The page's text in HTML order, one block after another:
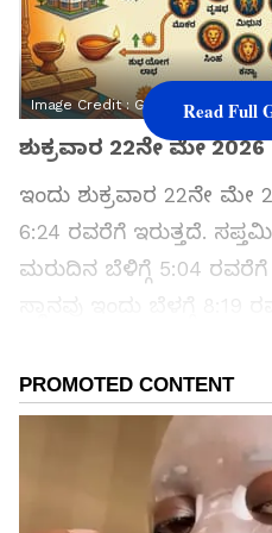
Image Credit : Gemini Generated
ಶುಕ್ರವಾರ 22ನೇ ಮೇ 2026
ಇಂದು ಶುಕ್ರವಾರ 22ನೇ ಮೇ
6:24 ರವರೆಗೆ ಇರುತ್ತದೆ.
ಮರುದಿನ ಬೆಳಿಗ್ಗೆ 5:04
ಲಭಿಸುವ ಸಾಧ್ಯತೆಗಳಿವೆ.
ಮಾಹಿತಿ ಇಲ್ಲಿದೆ.
ಸಮಗ್ರ ಸುದ್ದಿ ಮೂಲವನ್ನಾಗಿ
ಆಯ್ಕೆ
Read Full